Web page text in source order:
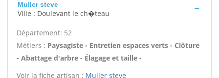
Muller steve
Ville : Doulevant le ch�teau
Département: 52
Métiers : Paysagiste - Entretien espaces verts - Clôture
- Abattage d'arbre - Élagage et taille -
Voir la fiche artisan : Muller steve